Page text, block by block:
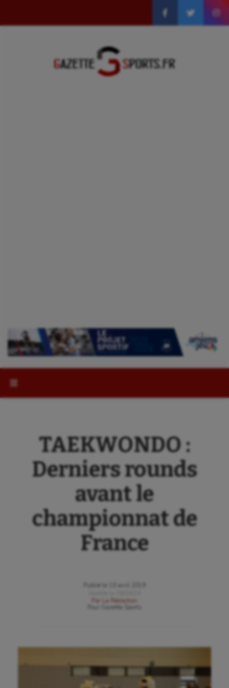
TAEKWONDO :
Derniers rounds
avant le
championnat de
France
Publié le
10 avril 2019
Par
La Rédaction
Gazette Sports